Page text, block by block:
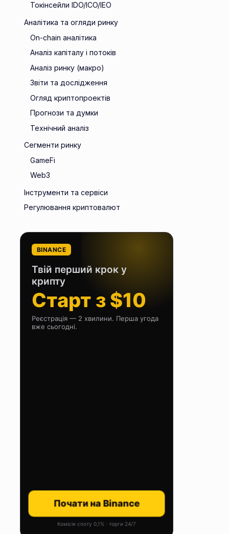
Токінсейли IDO/ICO/IEO
Аналітика та огляди ринку
On-chain аналітика
Аналіз капіталу і потоків
Аналіз ринку (макро)
Звіти та дослідження
Огляд криптопроектів
Прогнози та думки
Технічний аналіз
Сегменти ринку
GameFi
Web3
Інструменти та сервіси
Регулювання криптовалют
BINANCE
Твій перший крок у
крипту
Старт з $10
Реєстрація — 2 хвилини. Перша угода
вже сьогодні.
Почати на Binance
Комісія споту 0,1% · торги 24/7